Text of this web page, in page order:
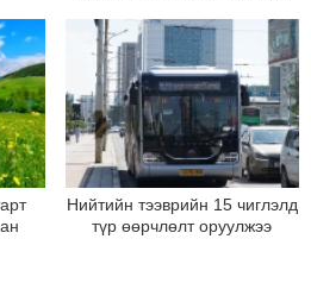
Нийтийн тээврийн 15 чиглэлд
түр өөрчлөлт оруулжээ